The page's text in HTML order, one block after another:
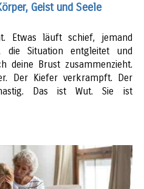
Geist und Seele
Etwas läuft schief, jemand
die Situation entgleitet und
deine Brust zusammenzieht.
Der Kiefer verkrampft. Der
Das ist Wut. Sie ist